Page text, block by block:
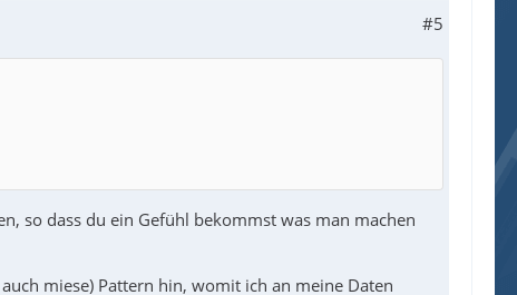
#5
so dass du ein Gefühl bekommst was man machen
miese) Pattern hin, womit ich an meine Daten